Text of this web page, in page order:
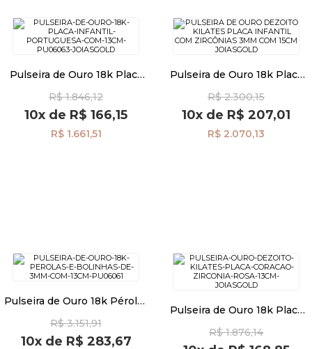
Pulseira de Ouro 18k Placa
13cm pu06063
R$ 1.846,12
10x de R$ 166,15
R$ 1.661,51
Pulseira de Ouro 18k Placa
com 15cm pu01160
R$ 2.300,15
10x de R$ 207,01
R$ 2.070,13
Pulseira de Ouro 18k Pérolas
13cm pu06061
R$ 3.151,91
10xde R$ 283,67
Pulseira de Ouro 18k Placa
Rosa 13cm pu06066
R$ 1.876,14